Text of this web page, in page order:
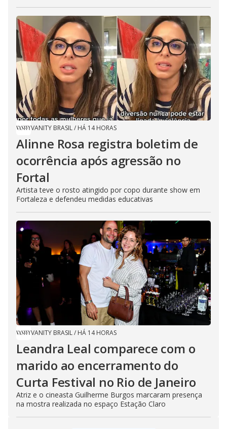
VANITY BRASIL/ HÁ 14 HORAS
Alinne Rosa registra boletim de
ocorrência após agressão no
Fortal
Artista teve o rosto atingido por copo durante show em
Fortaleza e defendeu medidas educativas
VANITY BRASIL/ HÁ 14 HORAS
Leandra Leal comparece com o
marido ao encerramento do
Curta Festival no Rio de Janeiro
Atriz e o cineasta Guilherme Burgos marcaram presença
na mostra realizada no espaço Estação Claro